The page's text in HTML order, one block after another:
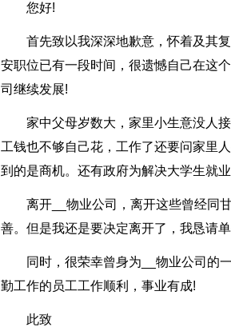
您好!
首先致以我深深地歉意，怀着及其
安职位已有一段时间，很遗憾自己在这
司继续发展!
家中父母岁数大，家里小生意没人
工钱也不够自己花，工作了还要问家里
到的是商机。还有政府为解决大学生就
离开__物业公司，离开这些曾经同
善。但是我还是要决定离开了，我恳请
同时，很荣幸曾身为__物业公司的
勤工作的员工工作顺利，事业有成!
此致